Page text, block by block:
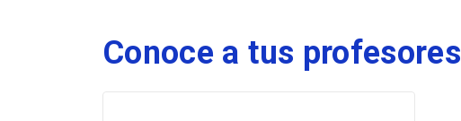
Conoce a tus profesores